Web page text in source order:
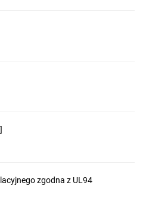
zgodna z UL94